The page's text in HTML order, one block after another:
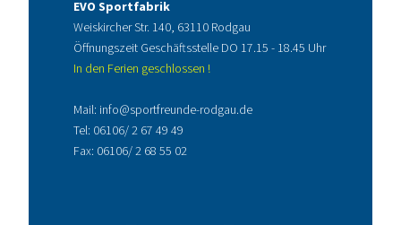
EVO Sportfabrik
Weiskircher Str. 140, 63110 Rodgau
Öffnungszeit Geschäftsstelle DO 17.15 - 18.45 Uhr
In den Ferien geschlossen !
Mail: info@sportfreunde-rodgau.de
Tel: 06106/ 2 67 49 49
Fax: 06106/ 2 68 55 02